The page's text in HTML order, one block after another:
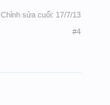
Chỉnh sửa cuối: 17/7/13
#4